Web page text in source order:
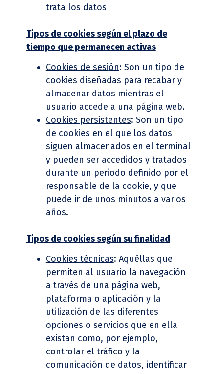
trata los datos
Tipos de cookies según el plazo de
tiempo que permanecen activas
Cookies de sesión: Son un tipo de
cookies diseñadas para recabar y
almacenar datos mientras el
usuario accede a una página web.
Cookies persistentes: Son un tipo
de cookies en el que los datos
siguen almacenados en el terminal
y pueden ser accedidos y tratados
durante un periodo definido por el
responsable de la cookie, y que
puede ir de unos minutos a varios
años.
Tipos de cookies según su finalidad
Cookies técnicas: Aquéllas que
permiten al usuario la navegación
a través de una página web,
plataforma o aplicación y la
utilización de las diferentes
opciones o servicios que en ella
existan como, por ejemplo,
controlar el tráfico y la
comunicación de datos, identificar